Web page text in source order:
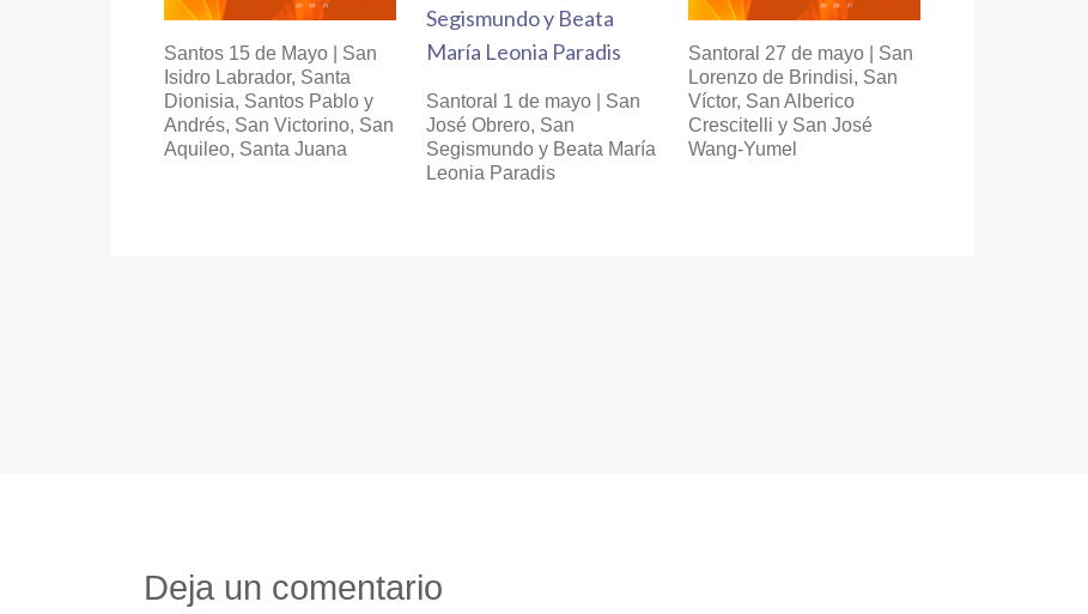
Santos 15 de Mayo | San
Isidro Labrador, Santa
Dionisia, Santos Pablo y
Andrés, San Victorino, San
Aquileo, Santa Juana
Santoral 1 de mayo | San
José Obrero, San
Segismundo y Beata María
Leonia Paradis
Santoral 27 de mayo | San
Lorenzo de Brindisi, San
Víctor, San Alberico
Crescitelli y San José
Wang-Yumel
Deja un comentario